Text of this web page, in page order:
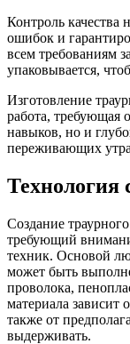
Контроль качества
ошибок и
всем требованиям
упаковывается,
Изготовление
работа, требующая
навыков, но и
переживающих
Технология
Создание
требующий
техник. Основой
может быть
проволока,
материала зависит
также от
выдерживать.